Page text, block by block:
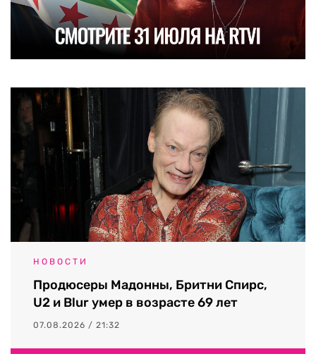
НОВОСТИ
Продюсеры Мадонны, Бритни Спирс,
U2 и Blur умер в возрасте 69 лет
07.08.2026 / 21:32